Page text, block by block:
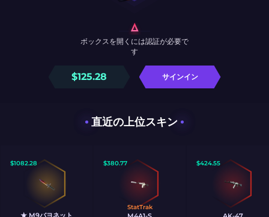
$125.28 サインイン
ボックスを開くには認証が必要で
す
直近の上位スキン
$1082.28
★ M9バヨネット
$380.77
StatTrak
$424.55